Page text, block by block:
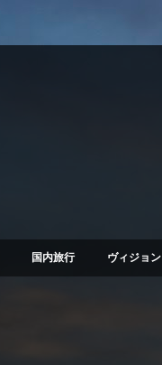
国内旅行 ヴィジョン